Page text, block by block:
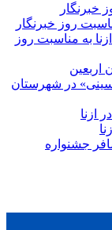
خبرنگار
روز خبرنگار
به مناسبت روز
اربعین
در شهرستان
ازنا
جشنواره